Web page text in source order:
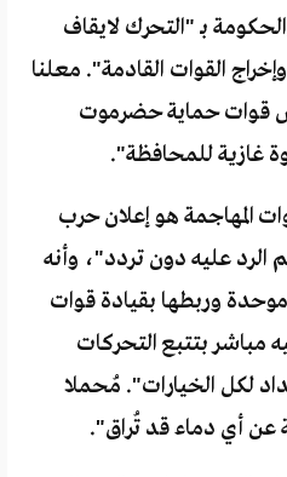
بـ "التحرك لايقاف
القوات القادمة". معلنا
قوات حماية حضرموت
غازية للمحافظة".
المهاجمة هو إعلان حرب
عليه دون تردد"، وأنه
وربطها بقيادة قوات
بتتبع التحركات
لكل الخيارات". مُحملا
عن أي دماء قد تُراق".